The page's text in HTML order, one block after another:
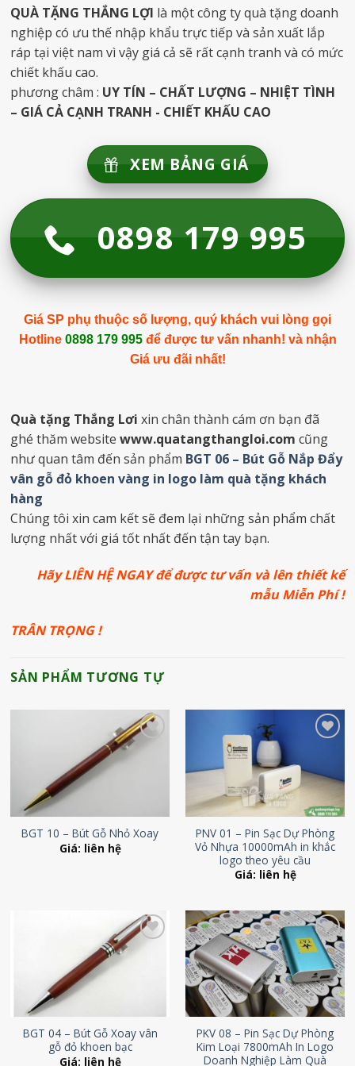
QUÀ TẶNG THẮNG LỢI là một công ty quà tặng doanh
nghiệp có ưu thế nhập khẩu trực tiếp và sản xuất lắp
ráp tại việt nam vì vậy giá cả sẽ rất cạnh tranh và có mức
chiết khấu cao.
phương châm : UY TÍN – CHẤT LƯỢNG – NHIỆT TÌNH
– GIÁ CẢ CẠNH TRANH - CHIẾT KHẤU CAO
XEM BẢNG GIÁ
0898 179 995
Giá SP phụ thuộc số lượng, quý khách vui lòng gọi
Hotline 0898 179 995để được tư vấn nhanh! và nhận
Giá ưu đãi nhất!
Quà tặng Thắng Lơi xin chân thành cám ơn bạn đã
ghé thăm website www.quatangthangloi.com cũng
như quan tâm đến sản phẩm BGT 06 – Bút Gỗ Nắp Đẩy
vân gỗ đỏ khoen vàng in logo làm quà tặng khách
hàng
Chúng tôi xin cam kết sẽ đem lại những sản phẩm chất
lượng nhất với giá tốt nhất đến tận tay bạn.
Hãy LIÊN HỆ NGAY để được tư vấn và lên thiết kế
mẫu Miễn Phí !
TRÂN TRỌNG !
SẢN PHẨM TƯƠNG TỰ
Add to
Wishlist
BGT 10 – Bút Gỗ Nhỏ Xoay
Giá: liên hệ
PNV 01 – Pin Sạc Dự Phòng
Vỏ Nhựa 10000mAh in khắc
logo theo yêu cầu
Giá: liên hệ
Add to
BGT 04 – Bút Gỗ Xoay vân
gỗ đỏ khoen bạc
Giá: liên hệ
Add to
Wishlist
PKV 08 – Pin Sạc Dự Phòng
Kim Loại 7800mAh In Logo
Doanh Nghiệp Làm Quà